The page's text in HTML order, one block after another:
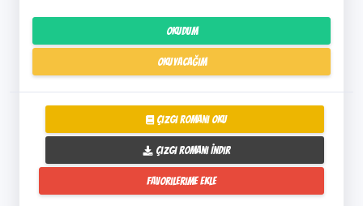
Okudum
Okuyacağım
Çizgi Romanı Oku
Çizgi Romanı İndir
Favorilerime Ekle